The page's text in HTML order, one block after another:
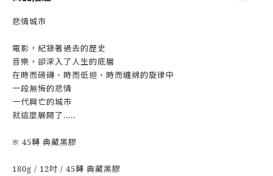
悲情城市
電影，紀錄著過去的歷史
音樂，卻深入了人生的底層
在時而磅礡、時而低迴、時而纏綿的旋律中
一段無悔的悲情
一代興亡的城市
就這麼展開了…..
※ 45轉 典藏黑膠
180g / 12吋 / 45轉 典藏黑膠